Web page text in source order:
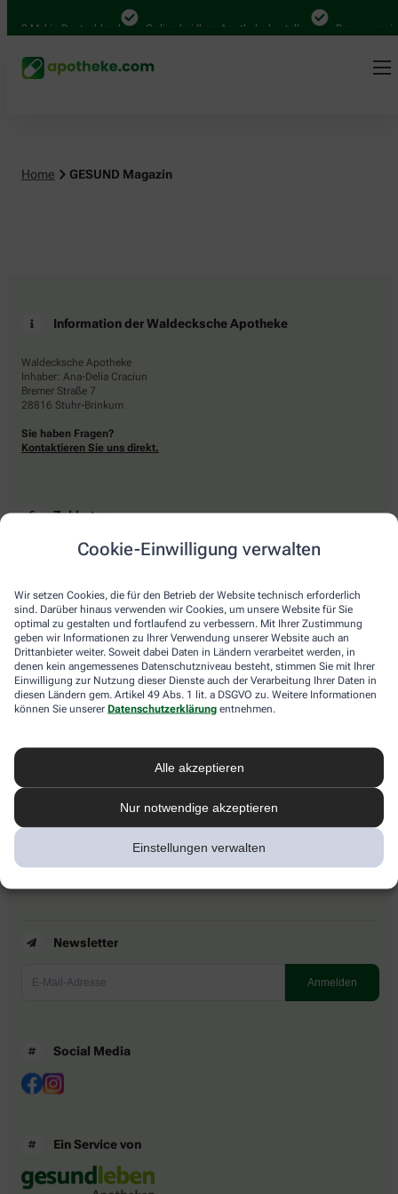
Cookie-Einwilligung verwalten
Wir setzen Cookies, die für den Betrieb der Website technisch erforderlich
sind. Darüber hinaus verwenden wir Cookies, um unsere Website für Sie
optimal zu gestalten und fortlaufend zu verbessern. Mit Ihrer Zustimmung
geben wir Informationen zu Ihrer Verwendung unserer Website auch an
Drittanbieter weiter. Soweit dabei Daten in Ländern verarbeitet werden, in
denen kein angemessenes Datenschutzniveau besteht, stimmen Sie mit Ihrer
Einwilligung zur Nutzung dieser Dienste auch der Verarbeitung Ihrer Daten in
diesen Ländern gem. Artikel 49 Abs. 1 lit. a DSGVO zu. Weitere Informationen
können Sie unserer Datenschutzerklärung entnehmen.
Alle akzeptieren
Nur notwendige akzeptieren
Einstellungen verwalten
Mal in Deutschland Online bei Ihrer Apotheke bestellen Bequem
Home GESUND Magazin
Information der Waldecksche Apotheke
Waldecksche Apotheke
Inhaber: Ana-Delia Craciun
Bremer Straße 7
28816 Stuhr-Brinkum
Sie haben Fragen?
Kontaktieren Sie uns direkt.
Zahlarten
Bar oder mit einer anderen akzeptierten Zahlungsart Ihrer Apotheke vor Ort.
Lieferarten
Abholung in der Apotheke
Botendienstlieferung
apotheke.com Informationen
Newsletter
Barrierefreiheitserklärung
Newsletter
Social Media
Ein Service von